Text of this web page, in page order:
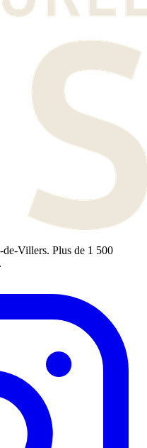
Villers. Plus de 1 500